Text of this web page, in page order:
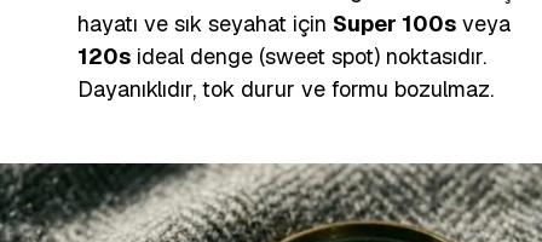
hayatı ve sık seyahat için Super 100s veya
120s ideal denge (sweet spot) noktasıdır.
Dayanıklıdır, tok durur ve formu bozulmaz.